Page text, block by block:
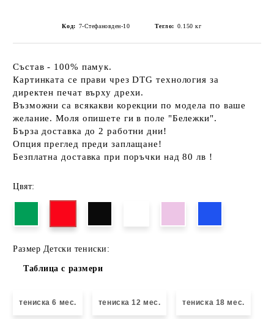
Код: 7-Стефановден-10 Тегло: 0.150 кг
Състав - 100% памук.
Картинката се прави чрез DTG технология за
директен печат върху дрехи.
Възможни са всякакви корекции по модела по ваше
желание. Моля опишете ги в поле "Бележки".
Бърза доставка до 2 работни дни!
Опция преглед преди заплащане!
Безплатна доставка при поръчки над 80 лв !
Цвят:
Размер Детски тениски:
Таблица с размери
тениска 6 мес. тениска 12 мес. тениска 18 мес.